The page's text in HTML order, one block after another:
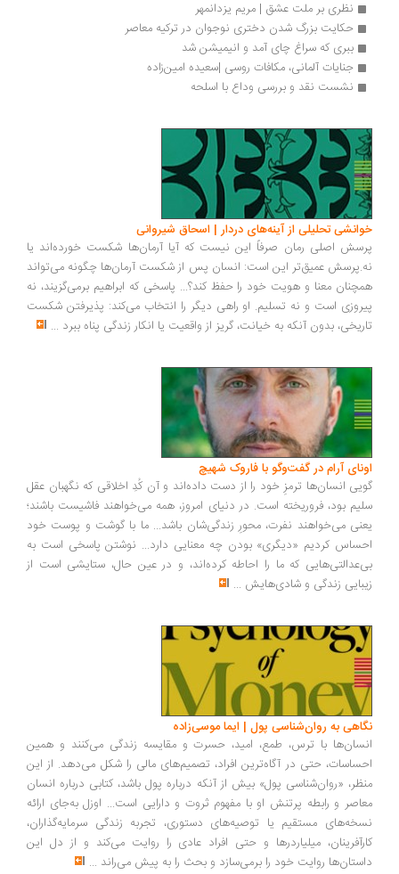
نظری بر ملت عشق | مریم یزدانمهر
حکایت بزرگ شدن دختری نوجوان در ترکیه معاصر
ببری که سراغ چای آمد و انیمیشن شد
جنایات آلمانی، مکافات روسی |سعیده امین‌زاده
نشست نقد و بررسی وداع با اسلحه
تحلیلی از آینه‌های دردار | اسحاق شیروانی
اصلی رمان صرفاً این نیست که آیا آرمان‌ها شکست خورده‌اند یا
عمیق‌تر این است: انسان پس از شکست آرمان‌ها چگونه می‌تواند
معنا و هویت خود را حفظ کند؟... پاسخی که ابراهیم برمی‌گزیند، نه
است و نه تسلیم. او راهی دیگر را انتخاب می‌کند: پذیرفتن شکست
بدون آنکه به خیانت، گریز از واقعیت یا انکار زندگی پناه ببرد...
آرام در گفت‌وگو با فاروک شهیچ‭
انسان‌ها ترمزِ خود را از دست داده‌اند و آن کُدِ اخلاقی که نگهبان عقل
بود، فروریخته است. در دنیای امروز، همه می‌خواهند فاشیست باشند؛
می‌خواهند نفرت، محورِ زندگی‌شان باشد... ما با گوشت و پوست خود
کردیم «دیگری» بودن چه معنایی دارد... نوشتن پاسخی است به
که ما را احاطه کرده‌اند، و در عین حال، ستایشی است از
زندگی و شادی‌هایش...
به روان‌شناسی پول | ایما موسی‌زاده
با ترس، طمع، امید، حسرت و مقایسه زندگی می‌کنند و همین
حتی در آگاه‌ترین افراد، تصمیم‌های مالی را شکل می‌دهد. از این
«روان‌شناسی پول» بیش از آنکه درباره پول باشد، کتابی درباره انسان
و رابطه پرتنش او با مفهوم ثروت و دارایی است... اوزل به‌جای ارائه
مستقیم یا توصیه‌های دستوری، تجربه زندگی سرمایه‌گذاران،
میلیاردرها و حتی افراد عادی را روایت می‌کند و از دل این
روایت خود را برمی‌سازد و بحث را به پیش می‌راند ...